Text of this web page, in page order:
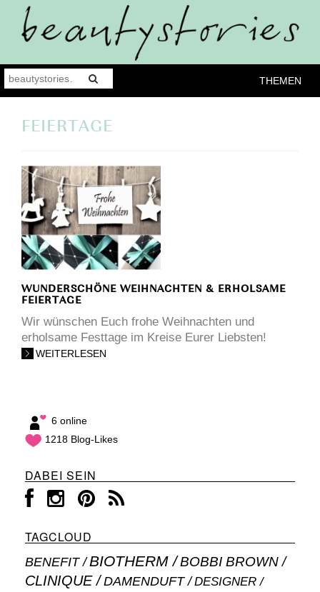
THEMEN
FEIERTAGE
WUNDERSCHÖNE WEIHNACHTEN & ERHOLSAME
FEIERTAGE
Wir wünschen Euch frohe Weihnachten und
erholsame Festtage im Kreise Eurer Liebsten!
WEITERLESEN
6 online
1218 Blog-Likes
DABEI SEIN
TAGCLOUD
BENEFIT BIOTHERM BOBBI BROWN
CLINIQUE DAMENDUFT DESIGNER